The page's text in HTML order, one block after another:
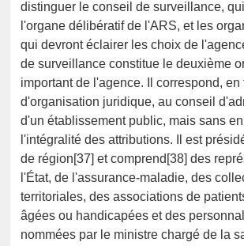
distinguer le conseil de surveillance,
l'organe délibératif de l'ARS, et les
qui devront éclairer les choix de
de surveillance constitue le deuxième
important de l'agence. Il correspond, en
d'organisation juridique, au conseil
d'un établissement public, mais sans
l'intégralité des attributions. Il est
de région[37] et comprend[38] des
l'État, de l'assurance-maladie, des
territoriales, des associations de
âgées ou handicapées et des
nommées par le ministre chargé de la